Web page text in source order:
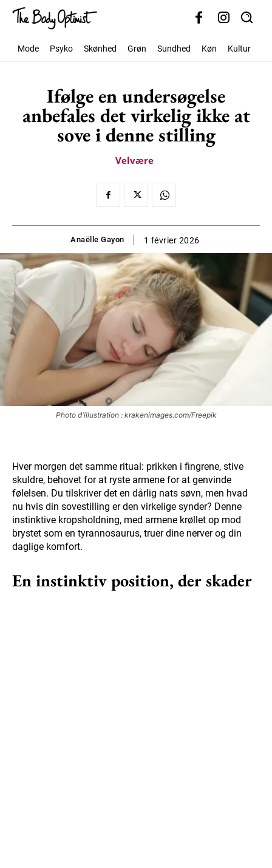
Mode Psyko Skønhed Grøn Sundhed Køn Kultur
Ifølge en undersøgelse
anbefales det virkelig ikke at
sove i denne stilling
Velvære
Anaëlle Gayon 1 février 2026
Photo d'illustration : krakenimages.com/Freepik
Hver morgen det samme ritual: prikken i fingrene, stive
skuldre, behovet for at ryste armene for at genvinde
følelsen. Du tilskriver det en dårlig nats søvn, men hvad
nu hvis din sovestilling er den virkelige synder? Denne
instinktive kropsholdning, med armene krøllet op mod
brystet som en tyrannosaurus, truer dine nerver og din
daglige komfort.
En instinktiv position, der skader